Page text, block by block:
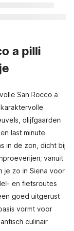
a pilli
San Rocco a
olijfgaarden
last minute
in de zon, dicht bij
vanuit
je zo in Siena voor
en fietsroutes
goed uitgerust
vormt voor
culinair